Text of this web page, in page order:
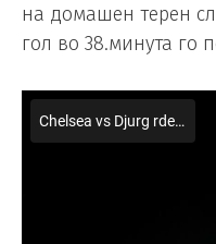
на домашен терен
гол во 38.минута го